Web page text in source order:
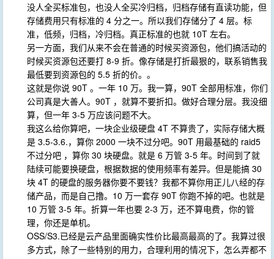
没人全买标准包，也没人全买冷归档，归档存储有直读功能，但
存储费用只有标准的 4 分之一。所以我们存储分了 4 层。标
准，低频，归档，冷归档。真正标准的也就 10T 左右。
另一方面，我们从来不会在普通的时候买资源包，他们搞活动的
时候买资源包还要打 8-9 折。像存储是打折最狠的，联系销售我
最低要到资源包的 5.5 折的价。。
这就是你说 90T 。一年 10 万。我一算，90T 全部用标准，你们
公司真是大善人。90T ，就算不要折扣。做好合理分层。我没细
算，但一年 3-5 万应该问题不大。
我这么给你算吧，一块企业级硬盘 4T 不算贵了，实际存储大概
是 3.5-3.6.，算你 2000 一块不过分吧。90T 用最基础的 raid5
不过分吧 ，算你 30 块硬盘。就是 6 万管 3-5 年。时间到了就
陆续可能要换硬盘，根据数据的使用频率有差异。但是能搞 30
块 4T 的硬盘的服务器你要不要钱？我都不算你用正儿八经的存
储产品，而是自己撸。10 万一套存 90T 你跑不掉的吧。也就是
10 万管 3-5 年。折算一年也要 2-3 万，还不算电费，你的管
理，你还是单机。
OSS/S3.已经是云产品里面确实性价比最高最高的了。我算过很
多方式，除了一些特别的用力，合理利用的情况下，怎么弄都不